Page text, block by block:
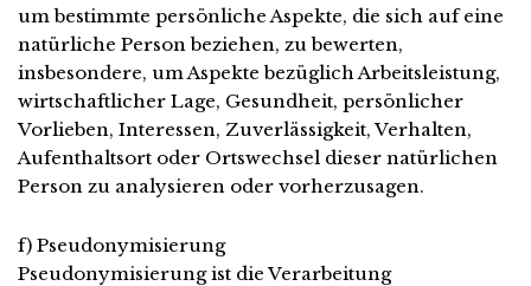
um bestimmte persönliche Aspekte, die sich auf eine
natürliche Person beziehen, zu bewerten,
insbesondere, um Aspekte bezüglich Arbeitsleistung,
wirtschaftlicher Lage, Gesundheit, persönlicher
Vorlieben, Interessen, Zuverlässigkeit, Verhalten,
Aufenthaltsort oder Ortswechsel dieser natürlichen
Person zu analysieren oder vorherzusagen.
f) Pseudonymisierung
Pseudonymisierung ist die Verarbeitung